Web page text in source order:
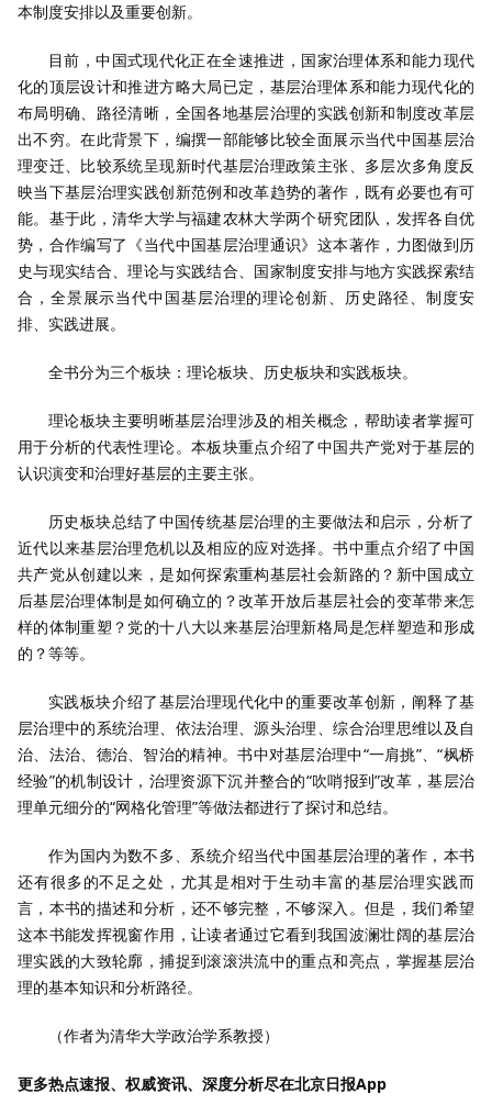
本制度安排以及重要创新。
目前，中国式现代化正在全速推进，国家治理体系和能力现代
化的顶层设计和推进方略大局已定，基层治理体系和能力现代化的
布局明确、路径清晰，全国各地基层治理的实践创新和制度改革层
出不穷。在此背景下，编撰一部能够比较全面展示当代中国基层治
理变迁、比较系统呈现新时代基层治理政策主张、多层次多角度反
映当下基层治理实践创新范例和改革趋势的著作，既有必要也有可
能。基于此，清华大学与福建农林大学两个研究团队，发挥各自优
势，合作编写了《当代中国基层治理通识》这本著作，力图做到历
史与现实结合、理论与实践结合、国家制度安排与地方实践探索结
合，全景展示当代中国基层治理的理论创新、历史路径、制度安
排、实践进展。
全书分为三个板块：理论板块、历史板块和实践板块。
理论板块主要明晰基层治理涉及的相关概念，帮助读者掌握可
用于分析的代表性理论。本板块重点介绍了中国共产党对于基层的
认识演变和治理好基层的主要主张。
历史板块总结了中国传统基层治理的主要做法和启示，分析了
近代以来基层治理危机以及相应的应对选择。书中重点介绍了中国
共产党从创建以来，是如何探索重构基层社会新路的？新中国成立
后基层治理体制是如何确立的？改革开放后基层社会的变革带来怎
样的体制重塑？党的十八大以来基层治理新格局是怎样塑造和形成
的？等等。
实践板块介绍了基层治理现代化中的重要改革创新，阐释了基
层治理中的系统治理、依法治理、源头治理、综合治理思维以及自
治、法治、德治、智治的精神。书中对基层治理中“一肩挑”、“枫桥
经验”的机制设计，治理资源下沉并整合的“吹哨报到”改革，基层治
理单元细分的“网格化管理”等做法都进行了探讨和总结。
作为国内为数不多、系统介绍当代中国基层治理的著作，本书
还有很多的不足之处，尤其是相对于生动丰富的基层治理实践而
言，本书的描述和分析，还不够完整，不够深入。但是，我们希望
这本书能发挥视窗作用，让读者通过它看到我国波澜壮阔的基层治
理实践的大致轮廓，捕捉到滚滚洪流中的重点和亮点，掌握基层治
理的基本知识和分析路径。
（作者为清华大学政治学系教授）
更多热点速报、权威资讯、深度分析尽在北京日报App